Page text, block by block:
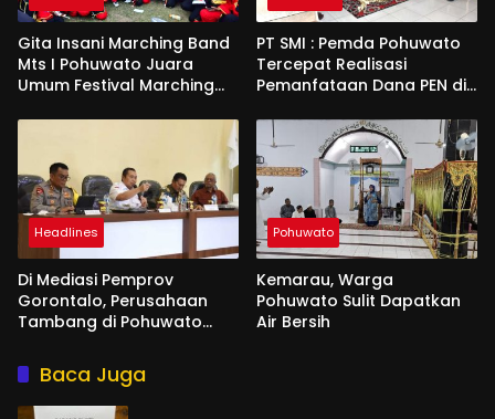
Gita Insani Marching Band
Mts I Pohuwato Juara
Umum Festival Marching
PT SMI : Pemda Pohuwato
Tercepat Realisasi
Pemanfataan Dana PEN di
Headlines
Di Mediasi Pemprov
Gorontalo, Perusahaan
Tambang di Pohuwato
Ribuan Penambang
Pohuwato
Kemarau, Warga
Pohuwato Sulit Dapatkan
Air Bersih
Baca Juga